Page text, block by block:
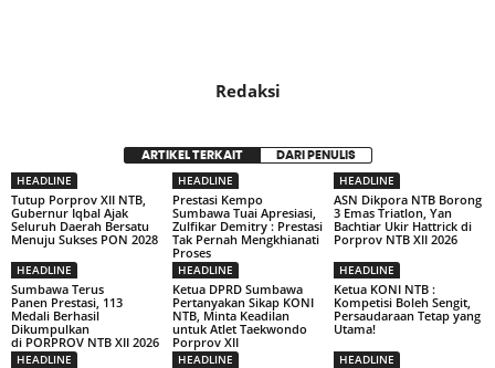
Redaksi
ARTIKEL TERKAIT DARI PENULIS
HEADLINE
Tutup Porprov XII NTB,
Gubernur Iqbal Ajak
Seluruh Daerah Bersatu
Menuju Sukses PON 2028
HEADLINE
Prestasi Kempo
Sumbawa Tuai Apresiasi,
Zulfikar Demitry : Prestasi
Tak Pernah Mengkhianati
Proses
HEADLINE
ASN Dikpora NTB Borong
3 Emas Triatlon, Yan
Bachtiar Ukir Hattrick di
Porprov NTB XII 2026
HEADLINE
Sumbawa Terus
Panen Prestasi, 113
Medali Berhasil
Dikumpulkan
di PORPROV NTB XII 2026
HEADLINE
Ketua DPRD Sumbawa
Pertanyakan Sikap KONI
NTB, Minta Keadilan
untuk Atlet Taekwondo
Porprov XII
HEADLINE
Ketua KONI NTB :
Kompetisi Boleh Sengit,
Persaudaraan Tetap yang
Utama!
HEADLINE HEADLINE HEADLINE